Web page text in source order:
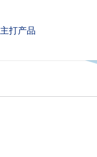
主打产品